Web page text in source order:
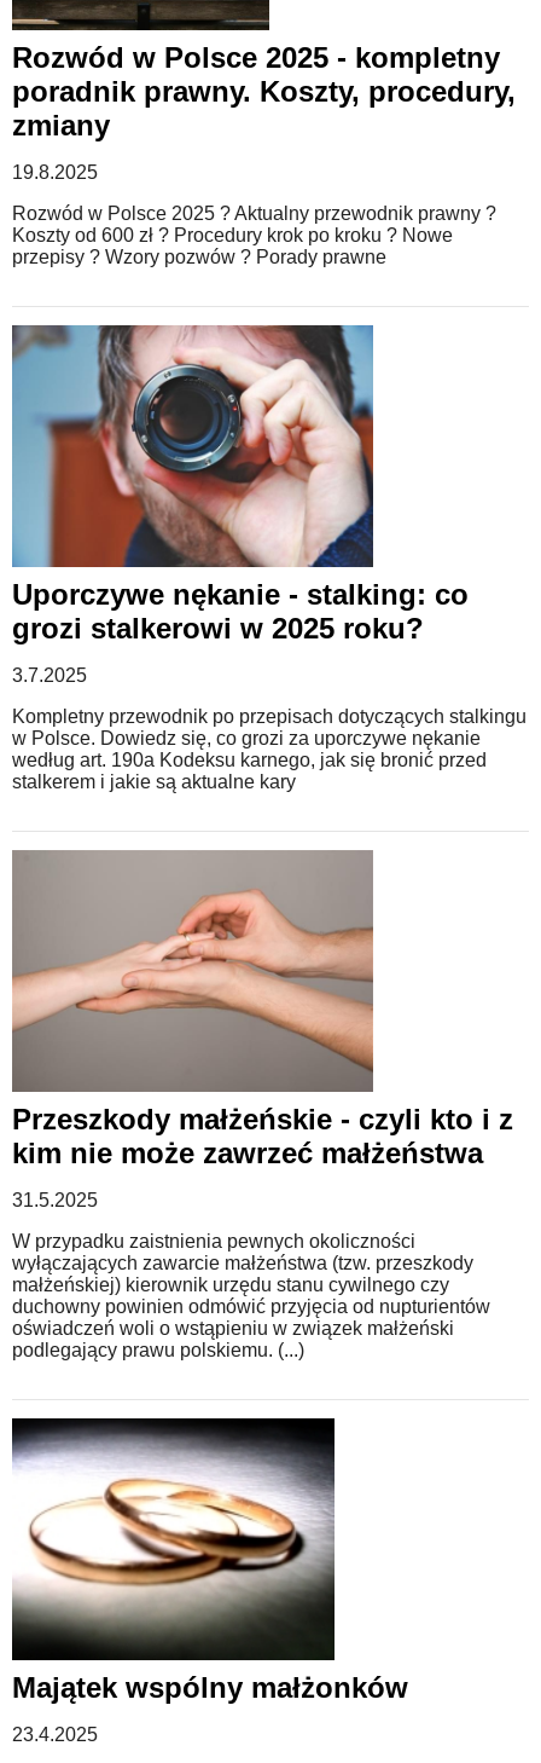
Rozwód w Polsce 2025 - kompletny
poradnik prawny. Koszty, procedury,
zmiany
19.8.2025
Rozwód w Polsce 2025 ? Aktualny przewodnik prawny ?
Koszty od 600 zł ? Procedury krok po kroku ? Nowe
przepisy ? Wzory pozwów ? Porady prawne
Uporczywe nękanie - stalking: co
grozi stalkerowi w 2025 roku?
3.7.2025
Kompletny przewodnik po przepisach dotyczących stalkingu
w Polsce. Dowiedz się, co grozi za uporczywe nękanie
według art. 190a Kodeksu karnego, jak się bronić przed
stalkerem i jakie są aktualne kary
Przeszkody małżeńskie - czyli kto i z
kim nie może zawrzeć małżeństwa
31.5.2025
W przypadku zaistnienia pewnych okoliczności
wyłączających zawarcie małżeństwa (tzw. przeszkody
małżeńskiej) kierownik urzędu stanu cywilnego czy
duchowny powinien odmówić przyjęcia od nupturientów
oświadczeń woli o wstąpieniu w związek małżeński
podlegający prawu polskiemu. (...)
Majątek wspólny małżonków
23.4.2025